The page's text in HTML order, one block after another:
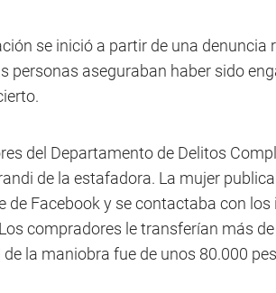
se inició a partir de una denuncia
personas aseguraban haber sido
del Departamento de Delitos
de la estafadora. La mujer
de Facebook y se contactaba con
compradores le transferían más
la maniobra fue de unos 80.000